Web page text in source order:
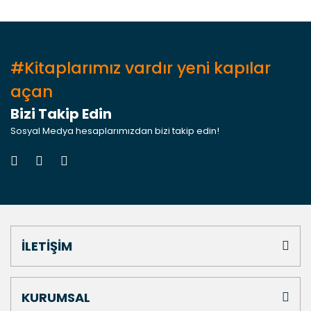
#Kitaplarımız vardır yeni kapılar
açan
Bizi Takip Edin
Sosyal Medya hesaplarımızdan bizi takip edin!
İLETİŞİM
KURUMSAL